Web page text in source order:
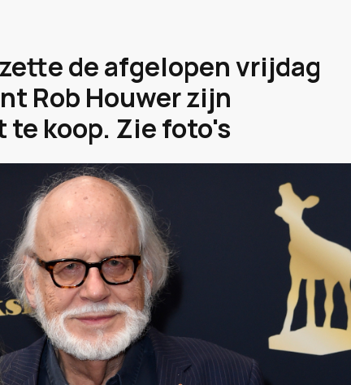
de afgelopen vrijdag
Rob Houwer zijn
koop. Zie foto's